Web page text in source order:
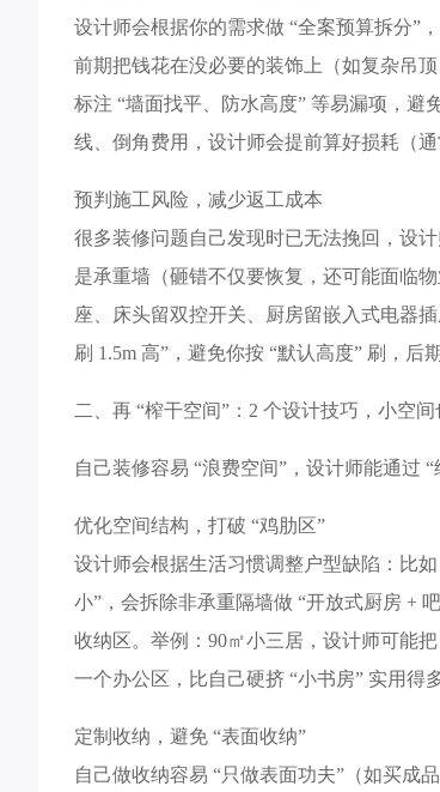
设计师会根据你的需求做 “全案预算拆分”
前期把钱花在没必要的装饰上（如复杂吊
标注 “墙面找平、防水高度” 等易漏项，避
线、倒角费用，设计师会提前算好损耗（
预判施工风险，减少返工成本​
很多装修问题自己发现时已无法挽回，设
是承重墙（砸错不仅要恢复，还可能面临
座、床头留双控开关、厨房留嵌入式电器
刷 1.5m 高”，避免你按 “默认高度” 刷，后
二、再 “榨干空间”：2 个设计技巧，小空
自己装修容易 “浪费空间”，设计师能通过
优化空间结构，打破 “鸡肋区”​
设计师会根据生活习惯调整户型缺陷：比
小”，会拆除非承重隔墙做 “开放式厨房 +
收纳区。举例：90㎡小三居，设计师可能
一个办公区，比自己硬挤 “小书房” 实用得多
定制收纳，避免 “表面收纳”​
自己做收纳容易 “只做表面功夫”（如买成